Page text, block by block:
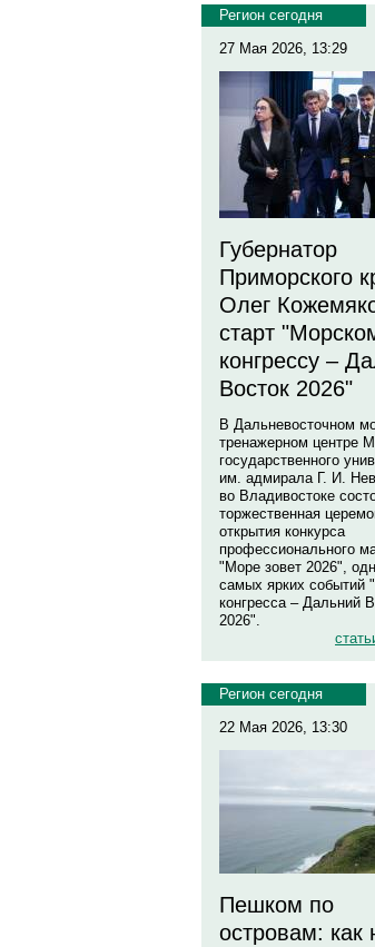
Регион сегодня
27 Мая 2026, 13:29
Губернатор
Приморского
Олег
старт
конгрессу –
Восток 2026"
В Дальневосточном
тренажерном центре
государственного
им. адмирала Г. И.
во Владивостоке
торжественная
открытия конкурса
профессионального
"Море зовет 2026",
самых ярких событий
конгресса – Дальний
2026".
Регион сегодня
22 Мая 2026, 13:30
Пешком по
островам: как